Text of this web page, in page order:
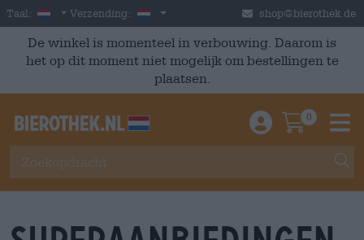
Skip to main content
Taal: Dutch
Verzending: Nederland shop@bierothek.de
De winkel is momenteel in verbouwing. Daarom is
het op dit moment niet mogelijk om bestellingen te
plaatsen.
Einloggen /
0